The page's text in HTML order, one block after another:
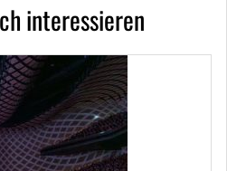
interessieren